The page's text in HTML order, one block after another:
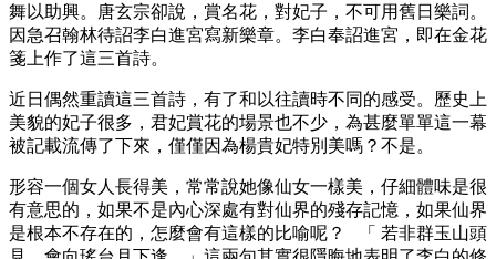
舞以助興。唐玄宗卻說，賞名花，對妃子，不可用舊日樂詞。
因急召翰林待詔李白進宮寫新樂章。李白奉詔進宮，即在金花
箋上作了這三首詩。
近日偶然重讀這三首詩，有了和以往讀時不同的感受。歷史上
美貌的妃子很多，君妃賞花的場景也不少，為甚麼單單這一幕
被記載流傳了下來，僅僅因為楊貴妃特別美嗎？不是。
形容一個女人長得美，常常說她像仙女一樣美，仔細體味是很
有意思的，如果不是內心深處有對仙界的殘存記憶，如果仙界
是根本不存在的，怎麼會有這樣的比喻呢？ 「 若非群玉山頭